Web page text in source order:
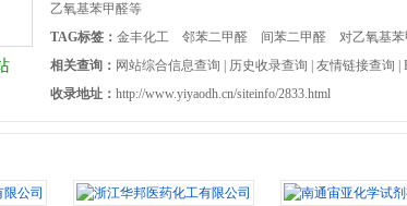
乙氧基苯甲醛等
TAG标签： 金丰化工 邻苯二甲醛 间苯二甲醛
对乙氧基
相关查询： 网站综合信息查询 历史收录查询 友情链接查询
收录地址： http://www.yiyaodh.cn/siteinfo/2833.html